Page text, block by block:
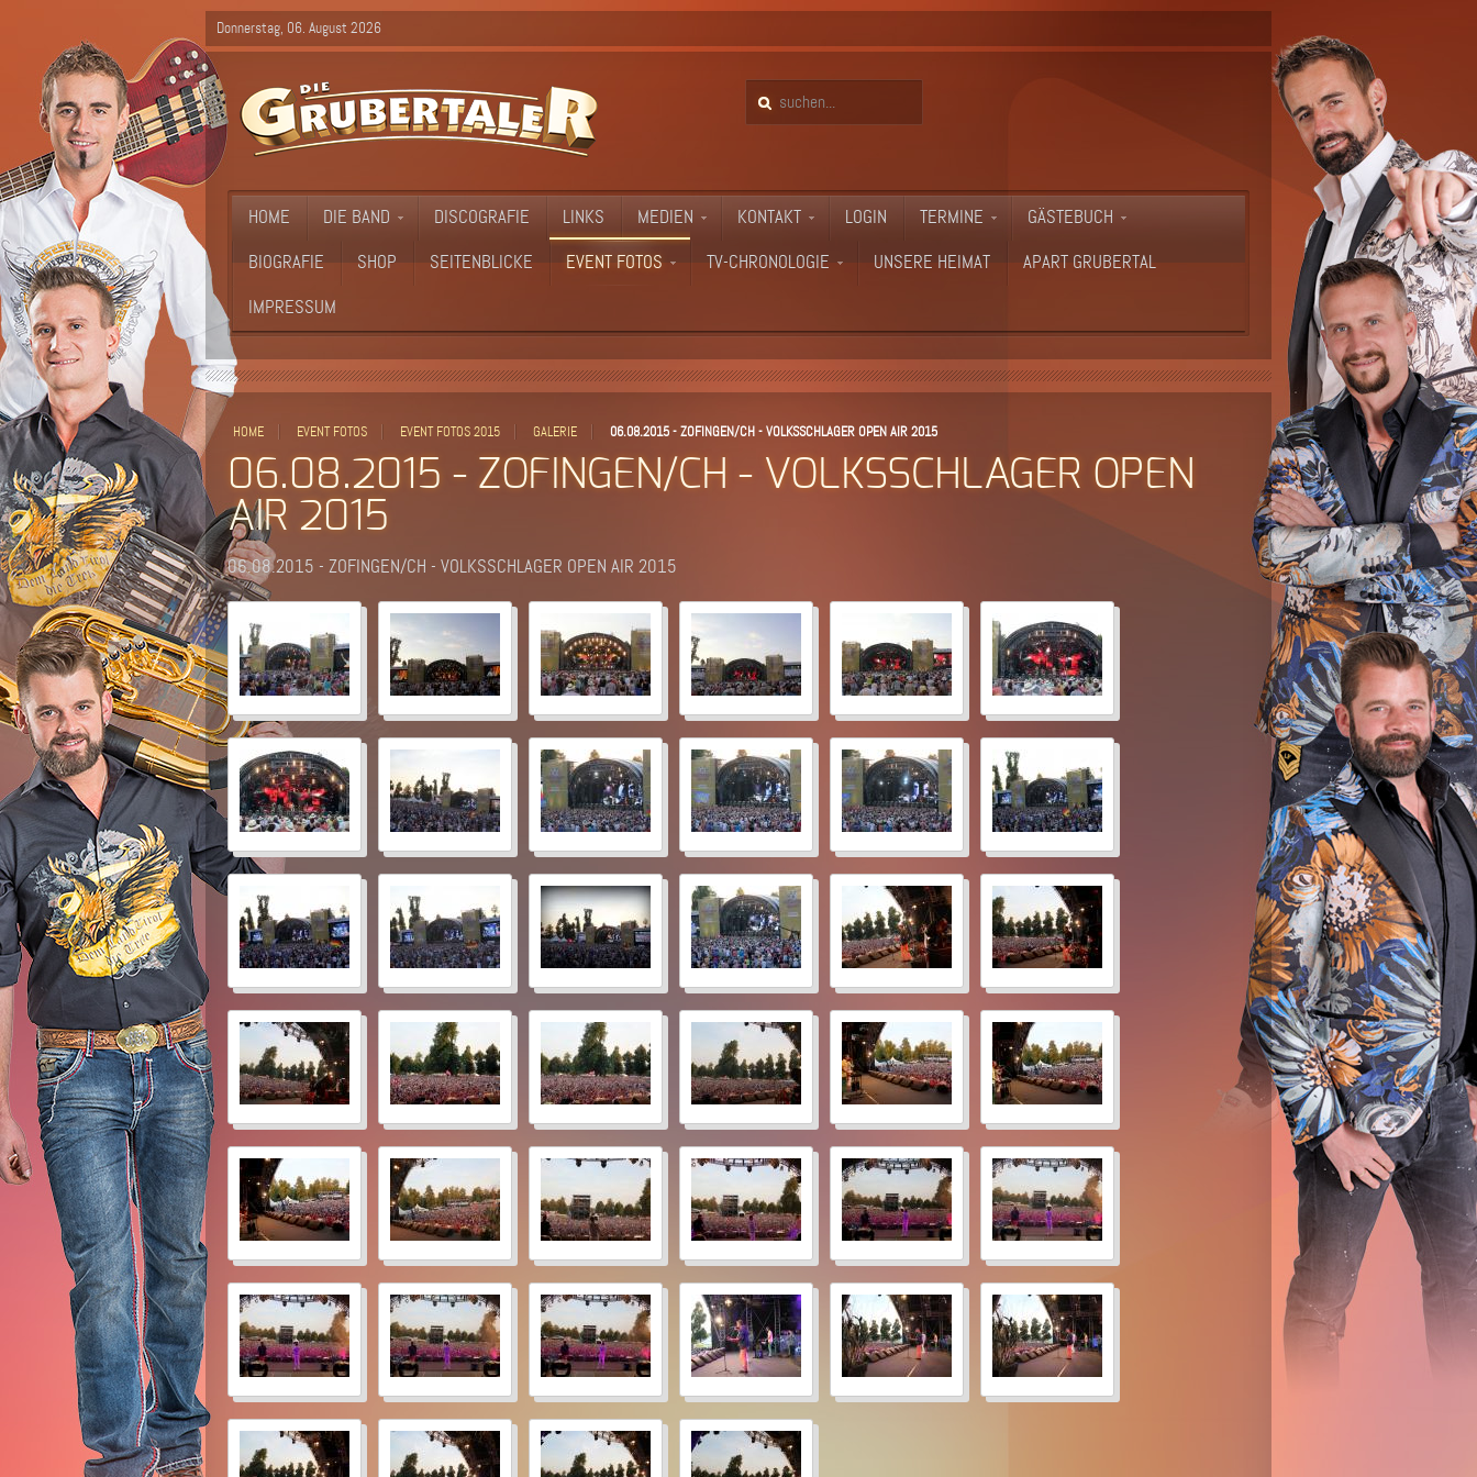
Donnerstag, 06. August 2026
HOME DIE BAND DISCOGRAFIE LINKS MEDIEN KONTAKT LOGIN TERMINE GÄSTEBUCH
BIOGRAFIE SHOP SEITENBLICKE EVENT FOTOS TV-CHRONOLOGIE UNSERE HEIMAT APART GRUBERTAL
IMPRESSUM
HOME EVENT FOTOS EVENT FOTOS 2015 GALERIE 06.08.2015 - ZOFINGEN/CH - VOLKSSCHLAGER OPEN AIR 2015
06.08.2015 - ZOFINGEN/CH - VOLKSSCHLAGER OPEN
AIR 2015
06.08.2015 - ZOFINGEN/CH - VOLKSSCHLAGER OPEN AIR 2015